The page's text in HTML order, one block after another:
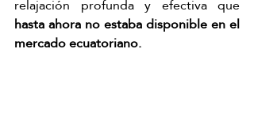
hasta ahora no estaba disponible en el
mercado ecuatoriano.